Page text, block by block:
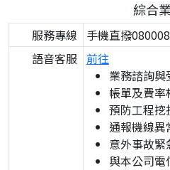
綜合
服務專線
手機直撥
語音客服 前往
業務諮詢與
帳單及費
預防工程挖
通報機線異
意外事故緊
與本公司